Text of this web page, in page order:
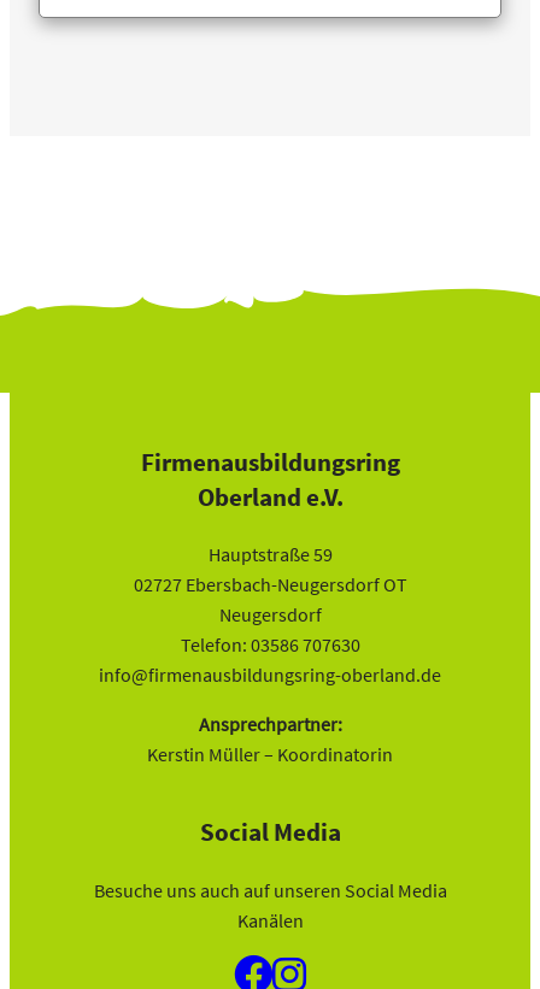
Firmenausbildungsring
Oberland e.V.
Hauptstraße 59
02727 Ebersbach-Neugersdorf OT
Neugersdorf
Telefon: 03586 707630
info@firmenausbildungsring-oberland.de
Ansprechpartner:
Kerstin Müller – Koordinatorin
Social Media
Besuche uns auch auf unseren Social Media
Kanälen